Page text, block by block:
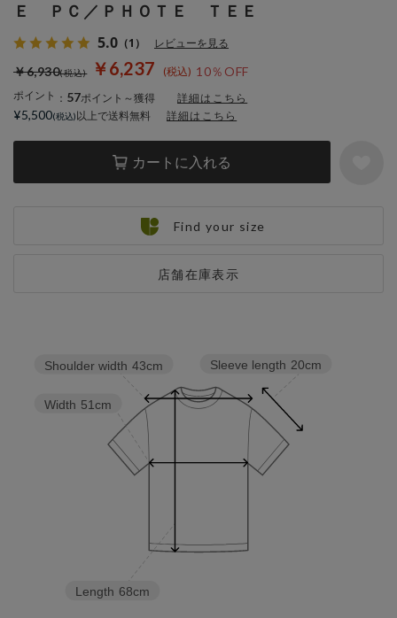
Ｅ ＰＣ／ＰＨＯＴＥ ＴＥＥ
5.0 （1） レビューを見る
￥6,237 10％OFF
￥6,930
ポイント ： 57ポイント～獲得 詳細はこちら
カートに入れる
店舗在庫表示
¥5,500 以上で送料無料 詳細はこちら
Find your size
Sleeve length 20cm
Length 68cm
Width 51cm
Shoulder width 43cm